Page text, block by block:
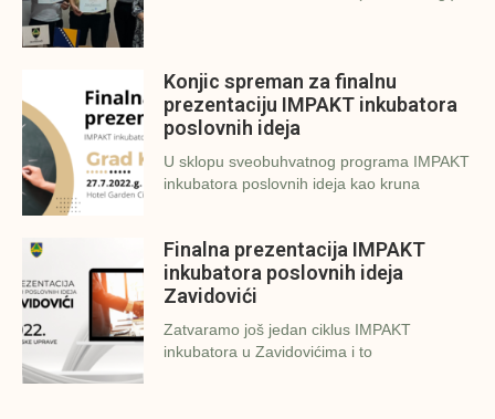
Konjic spreman za finalnu
prezentaciju IMPAKT inkubatora
poslovnih ideja
U sklopu sveobuhvatnog programa IMPAKT
inkubatora poslovnih ideja kao kruna
Finalna prezentacija IMPAKT
inkubatora poslovnih ideja
Zavidovići
Zatvaramo još jedan ciklus IMPAKT
inkubatora u Zavidovićima i to